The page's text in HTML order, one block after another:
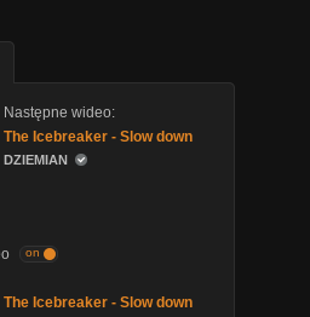
Następne wideo:
The Icebreaker - Slow down
DZIEMIAN
on
The Icebreaker - Slow down